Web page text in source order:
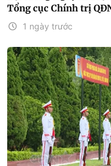
Tổng cục Chính trị
1 ngày trước